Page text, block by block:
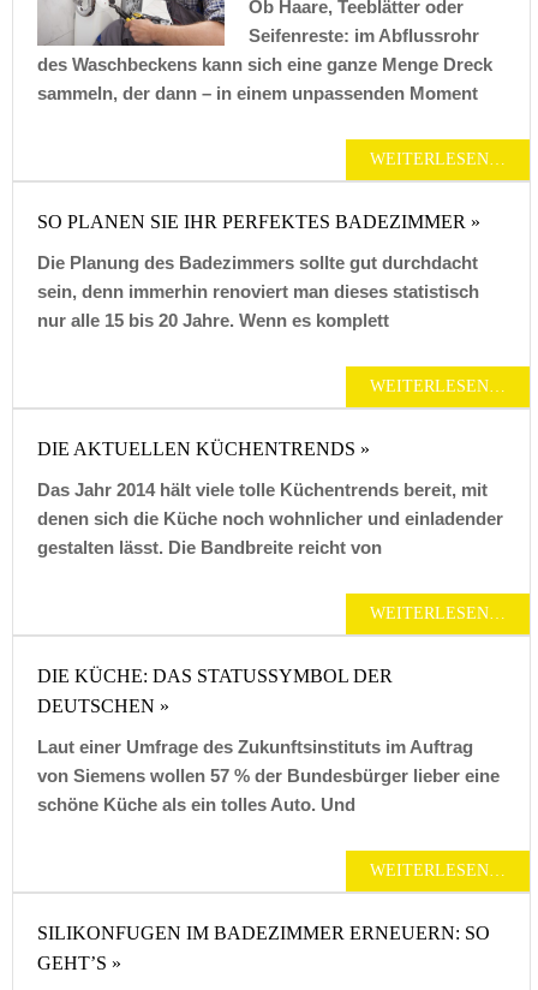
Ob Haare, Teeblätter oder
Seifenreste: im Abflussrohr
des Waschbeckens kann sich eine ganze Menge Dreck
sammeln, der dann – in einem unpassenden Moment
WEITERLESEN…
SO PLANEN SIE IHR PERFEKTES BADEZIMMER »
Die Planung des Badezimmers sollte gut durchdacht
sein, denn immerhin renoviert man dieses statistisch
nur alle 15 bis 20 Jahre. Wenn es komplett
WEITERLESEN…
DIE AKTUELLEN KÜCHENTRENDS »
Das Jahr 2014 hält viele tolle Küchentrends bereit, mit
denen sich die Küche noch wohnlicher und einladender
gestalten lässt. Die Bandbreite reicht von
WEITERLESEN…
DIE KÜCHE: DAS STATUSSYMBOL DER
DEUTSCHEN »
Laut einer Umfrage des Zukunftsinstituts im Auftrag
von Siemens wollen 57 % der Bundesbürger lieber eine
schöne Küche als ein tolles Auto. Und
WEITERLESEN…
SILIKONFUGEN IM BADEZIMMER ERNEUERN: SO
GEHT’S »